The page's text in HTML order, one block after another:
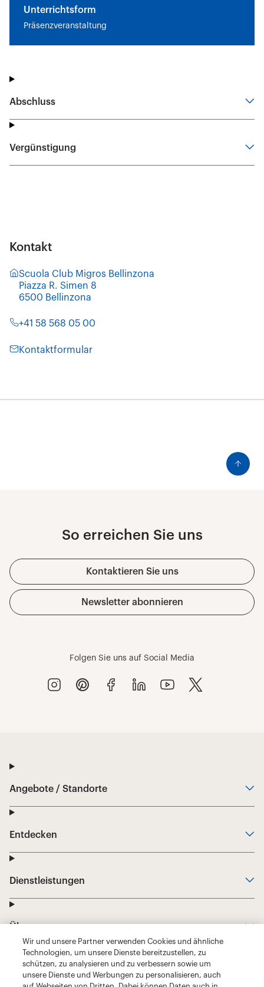
Wir und unsere Partner verwenden Cookies und ähnliche
Technologien, um unsere Dienste bereitzustellen, zu
schützen, zu analysieren und zu verbessern sowie um
unsere Dienste und Werbungen zu personalisieren, auch